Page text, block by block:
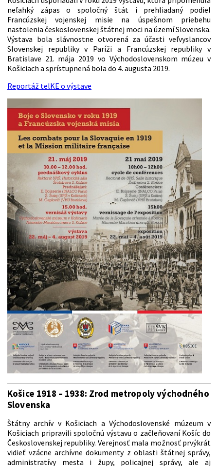
neľahký zápas o spoločný štát i prehliadaný podiel
Francúzskej vojenskej misie na úspešnom priebehu
nastolenia československej štátnej moci na území Slovenska.
Výstava bola slávnostne otvorená za účasti veľvyslancov
Slovenskej republiky v Paríži a Francúzskej republiky v
Bratislave 21. mája 2019 vo Východoslovenskom múzeu v
Košiciach a sprístupnená bola do 4. augusta 2019.
Reportáž telKE o výstave
Košice 1918 – 1938: Zrod metropoly východného
Slovenska
Štátny archív v Košiciach a Východoslovenské múzeum v
Košiciach pripravili spoločnú výstavu o začleňovaní Košíc do
Československej republiky. Verejnosť mala možnosť prvýkrát
vidieť vzácne archívne dokumenty z oblasti štátnej správy,
administratívy mesta i župy, policajnej správy, ale aj